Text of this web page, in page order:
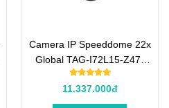
Camera IP Speeddome 22x
Global TAG-I72L15-Z47-
X22 2.0 Megapixel
11.337.000đ